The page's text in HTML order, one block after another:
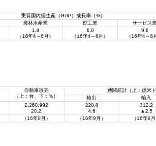
実質国内総生産（GDP）成長率（%）
農林水産業
鉱工業 サービス
1.8
（16年4～6月）
6.0
（16年4～6月）
9.6
（16年4～6
自動車販売
（上：台、下：%）
通関統計（上：億米
輸出
輸入
2,260,992
20.2
228.8
4.6
312.2
▲2.5
（16年9月） （16年9月） （16年9月